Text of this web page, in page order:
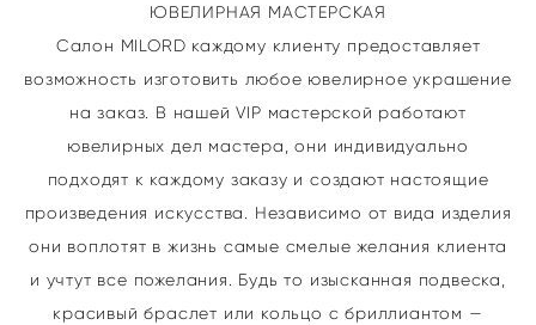
ЮВЕЛИРНАЯ МАСТЕРСКАЯ
Салон MILORD каждому клиенту предоставляет
возможность изготовить любое ювелирное украшение
на заказ. В нашей VIP мастерской работают
ювелирных дел мастера, они индивидуально
подходят к каждому заказу и создают настоящие
произведения искусства. Независимо от вида изделия
они воплотят в жизнь самые смелые желания клиента
и учтут все пожелания. Будь то изысканная подвеска,
красивый браслет или кольцо с бриллиантом —